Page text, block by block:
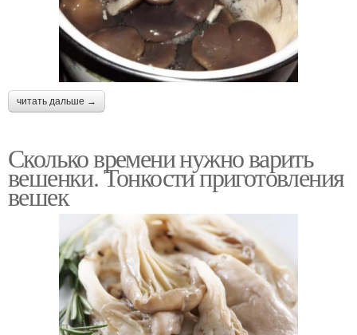
читать дальше →
Сколько времени нужно варить
вешенки. Тонкости приготовления
вешек